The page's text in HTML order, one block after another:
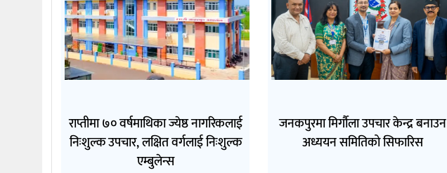
राप्तीमा ७० वर्षमाथिका ज्येष्ठ नागरिकलाई
निःशुल्क उपचार, लक्षित वर्गलाई निःशुल्क
एम्बुलेन्स
जनकपुरमा मिर्गौला उपचार केन्द्र बनाउन
अध्ययन समितिको सिफारिस